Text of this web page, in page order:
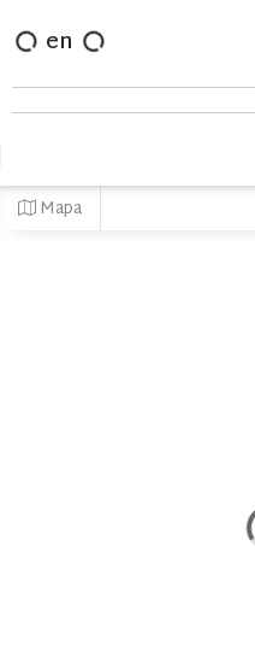
en
Mapa